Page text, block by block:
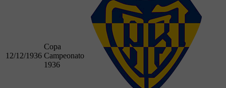
12/12/1936
Copa
Campeonato
1936